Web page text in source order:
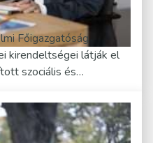
Főigazgatóság
kirendeltségei látják el
szociális és…